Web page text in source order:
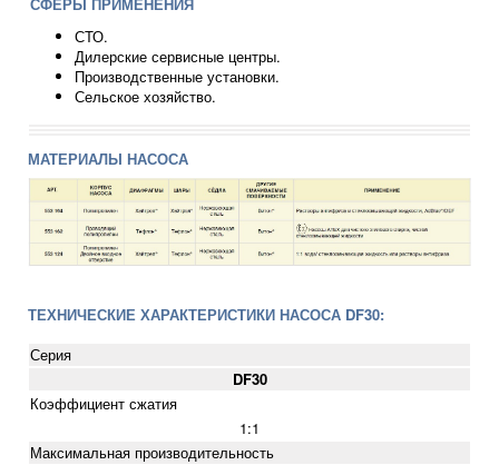
СТО.
Дилерские сервисные центры.
Производственные установки.
Сельское хозяйство.
МАТЕРИАЛЫ НАСОСА
ТЕХНИЧЕСКИЕ ХАРАКТЕРИСТИКИ НАСОСА DF30:
Серия
DF30
Коэффициент сжатия
1:1
Максимальная производительность